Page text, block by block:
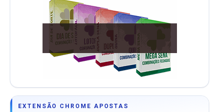
EXTENSÃO CHROME APOSTAS